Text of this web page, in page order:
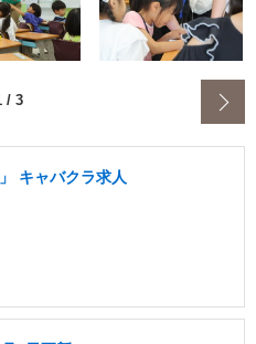
/ 3
キャバクラ求人